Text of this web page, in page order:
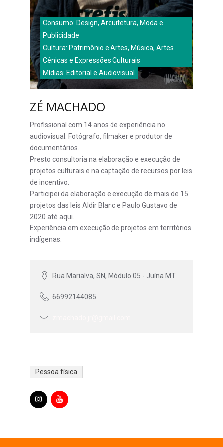
Consumo: Design, Arquitetura, Moda e
Publicidade
Cultura: Patrimônio e Artes, Música, Artes
Cênicas e Expressões Culturais
Mídias: Editorial e Audiovisual
ZÉ MACHADO
Profissional com 14 anos de experiência no
audiovisual. Fotógrafo, filmaker e produtor de
documentários.
Presto consultoria na elaboração e execução de
projetos culturais e na captação de recursos por leis
de incentivo.
Participei da elaboração e execução de mais de 15
projetos das leis Aldir Blanc e Paulo Gustavo de
2020 até aqui.
Experiência em execução de projetos em territórios
indígenas.
Rua Marialva, SN, Módulo 05 - Juína MT
66992144085
Pessoa física